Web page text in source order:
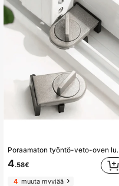
Poraamaton työntö-veto-oven
4.58€
4muuta myyjää